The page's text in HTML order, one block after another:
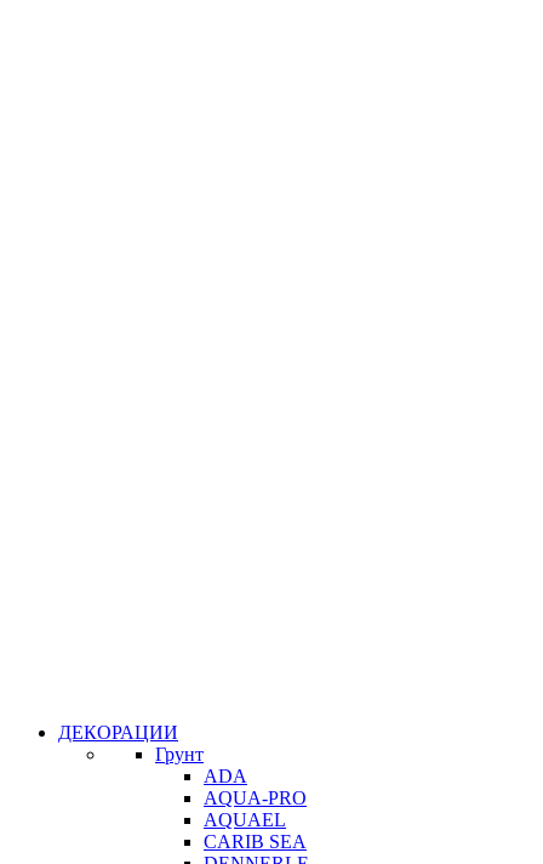
ДЕКОРАЦИИ
Грунт
ADA
AQUA-PRO
AQUAEL
CARIB SEA